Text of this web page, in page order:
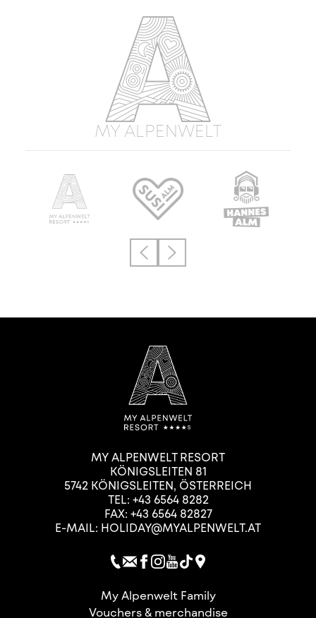
MY ALPENWELT
MY ALPENWELT RESORT
KÖNIGSLEITEN 81
5742 KÖNIGSLEITEN, ÖSTERREICH
TEL: +43 6564 8282
FAX: +43 6564 82827
E-MAIL: HOLIDAY@MYALPENWELT.AT
My Alpenwelt Family
Vouchers & merchandise